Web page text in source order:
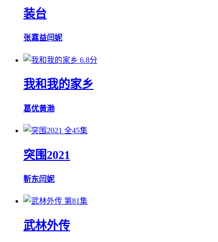
装台
张嘉益闫妮
6.8分
我和我的家乡
葛优黄渤
全45集
突围2021
靳东闫妮
第81集
武林外传